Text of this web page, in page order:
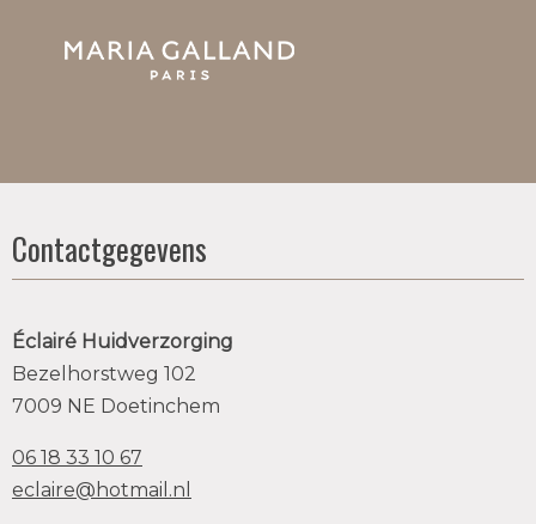
Contactgegevens
Éclairé Huidverzorging
Bezelhorstweg 102
7009 NE Doetinchem
06 18 33 10 67
eclaire@hotmail.nl